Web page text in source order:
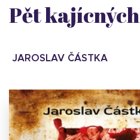
Pět kajícných
JAROSLAV ČÁSTKA